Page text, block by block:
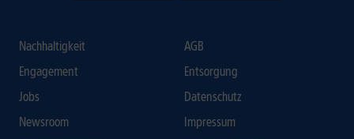
Nachhaltigkeit
Engagement
Jobs
Newsroom
AGB
Entsorgung
Datenschutz
Impressum